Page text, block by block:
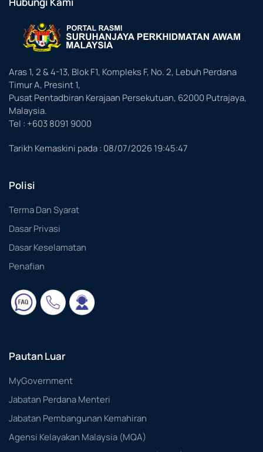
Aras 1, 2 & 4-13, Blok F1, Kompleks F, No. 2, Lebuh Perdana
Timur A, Presint 1,
Pusat Pentadbiran Kerajaan Persekutuan, 62000 Putrajaya,
Malaysia.
Tel : +603 8091 9000
Tarikh Kemaskini pada : 08/07/2026 19:45:47
Polisi
Terma Dan Syarat
Dasar Privasi
Dasar Keselamatan
Penafian
Pautan Luar
MyGovernment
Jabatan Perdana Menteri
Jabatan Pembangunan Kemahiran
Agensi Kelayakan Malaysia (MQA)